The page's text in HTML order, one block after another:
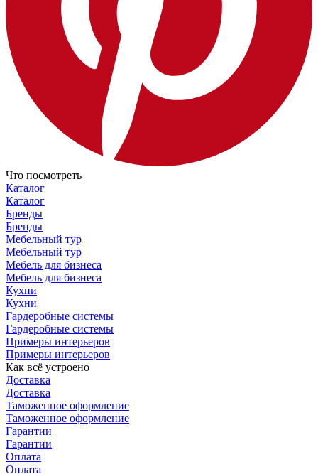
Что посмотреть
Каталог
Каталог
Бренды
Бренды
Мебельный тур
Мебельный тур
Мебель для бизнеса
Мебель для бизнеса
Кухни
Кухни
Гардеробные системы
Гардеробные системы
Примеры интерьеров
Примеры интерьеров
Как всё устроено
Доставка
Доставка
Таможенное оформление
Таможенное оформление
Гарантии
Гарантии
Оплата
Оплата